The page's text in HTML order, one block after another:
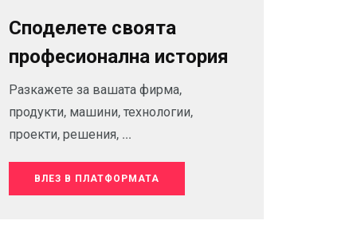
Споделете своята
професионална история
Разкажете за вашата фирма,
продукти, машини, технологии,
проекти, решения, ...
ВЛЕЗ В ПЛАТФОРМАТА